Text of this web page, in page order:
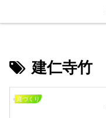
建仁寺竹
庭づくり